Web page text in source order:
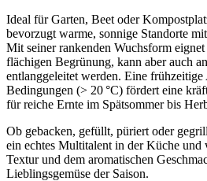
Ideal für Garten, Beet oder
bevorzugt warme, sonnige Standorte
Mit seiner rankenden Wuchsform
flächigen Begrünung, kann aber auch
entlanggeleitet werden. Eine frühzeitige
Bedingungen (> 20 °C) fördert eine
für reiche Ernte im Spätsommer bis
Ob gebacken, gefüllt, püriert oder
ein echtes Multitalent in der Küche und
Textur und dem aromatischen
Lieblingsgemüse der Saison.